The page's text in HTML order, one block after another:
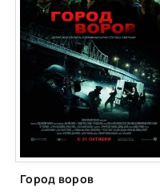
Город воров